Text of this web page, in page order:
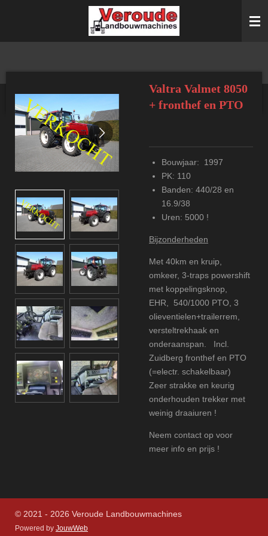
Valtra Valmet 8050
+ fronthef en PTO
Bouwjaar: 1997
PK: 110
Banden: 440/28 en
16.9/38
Uren: 5000 !
Bijzonderheden
Met 40km en kruip,
omkeer, 3-traps powershift
met koppelingsknop,
EHR, 540/1000 PTO, 3
olieventielen+trailerrem
versteltrekhaak en
onderaanspan. Incl.
Zuidberg fronthef en PTO
(=electr. schakelbaar)
Zeer strakke en keurig
onderhouden trekker met
weinig draaiuren !
Neem contact op voor
meer info en prijs !
© 2021 - 2026 Veroude Landbouwmachines
Powered by JouwWeb